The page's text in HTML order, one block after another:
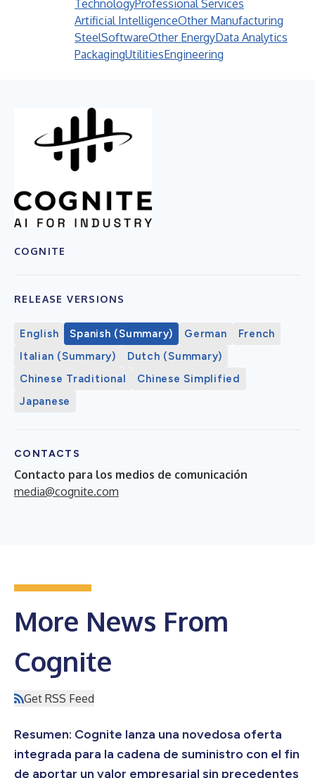
TechnologyProfessional Services
Artificial IntelligenceOther Manufacturing
SteelSoftwareOther EnergyData Analytics
PackagingUtilitiesEngineering
COGNITE
RELEASE VERSIONS
English Spanish (Summary) German
French
Italian (Summary)
Dutch (Summary)
Chinese Traditional
Chinese Simplified
Japanese
CONTACTS
Contacto para los medios de comunicación
media@cognite.com
More News From
Cognite
Get RSS Feed
Resumen: Cognite lanza una novedosa oferta
integrada para la cadena de suministro con el fin
de aportar un valor empresarial sin precedentes